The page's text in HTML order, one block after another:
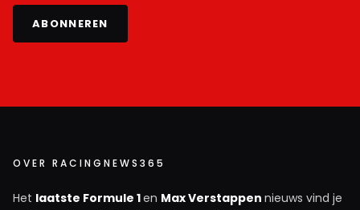
ABONNEREN
OVER RACINGNEWS365
Het laatste Formule 1en Max Verstappen nieuws vind je